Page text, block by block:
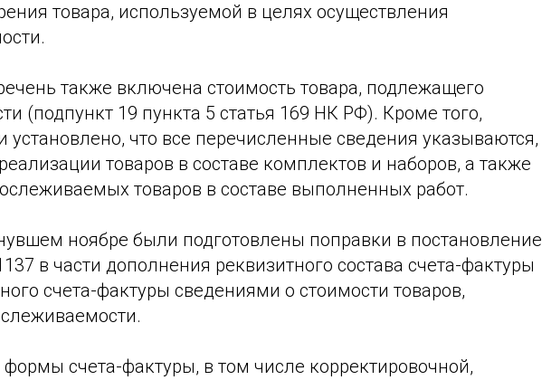
товара, используемой в целях осуществления
также включена стоимость товара, подлежащего
(подпункт 19 пункта 5 статья 169 НК РФ). Кроме того,
что все перечисленные сведения указываются,
товаров в составе комплектов и наборов, а также
товаров в составе выполненных работ.
ноябре были подготовлены поправки в постановление
в части дополнения реквизитного состава счета-фактуры
счета-фактуры сведениями о стоимости товаров,
формы счета-фактуры, в том числе корректировочной,